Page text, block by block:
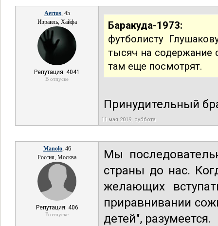
Aertus, 45
Израиль, Хайфа
Репутация: 4041
В отпуске
Баракуда-1973:
футболисту
тысяч на содержание
там еще посмотрят.
Принудительный
11 мая 2019, суббота
Manolo, 46
Россия, Москва
Репутация: 406
В отпуске
Мы
страны до нас.
желающих
приравнивании
детей", разумеется.